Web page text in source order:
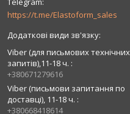
https://t.me/Elastoform_sales
Viber (для письмових технічних
запитів),11-18 ч.
+380671279616
Viber (письмови запитання по
доставці), 11-18 ч.
+380668418614